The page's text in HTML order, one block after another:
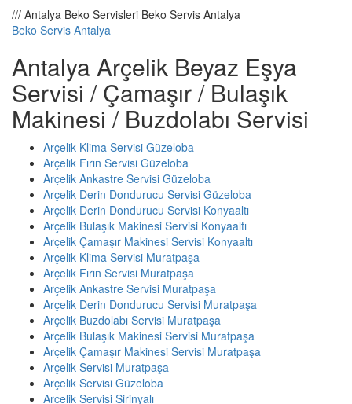
/// Antalya Beko Servisleri Beko Servis Antalya
Beko Servis Antalya
Antalya Arçelik Beyaz Eşya
Servisi / Çamaşır / Bulaşık
Makinesi / Buzdolabı Servisi
Arçelik Klima Servisi Güzeloba
Arçelik Fırın Servisi Güzeloba
Arçelik Ankastre Servisi Güzeloba
Arçelik Derin Dondurucu Servisi Güzeloba
Arçelik Derin Dondurucu Servisi Konyaaltı
Arçelik Bulaşık Makinesi Servisi Konyaaltı
Arçelik Çamaşır Makinesi Servisi Konyaaltı
Arçelik Klima Servisi Muratpaşa
Arçelik Fırın Servisi Muratpaşa
Arçelik Ankastre Servisi Muratpaşa
Arçelik Derin Dondurucu Servisi Muratpaşa
Arçelik Buzdolabı Servisi Muratpaşa
Arçelik Bulaşık Makinesi Servisi Muratpaşa
Arçelik Çamaşır Makinesi Servisi Muratpaşa
Arçelik Servisi Muratpaşa
Arçelik Servisi Güzeloba
Arçelik Servisi Şirinyalı